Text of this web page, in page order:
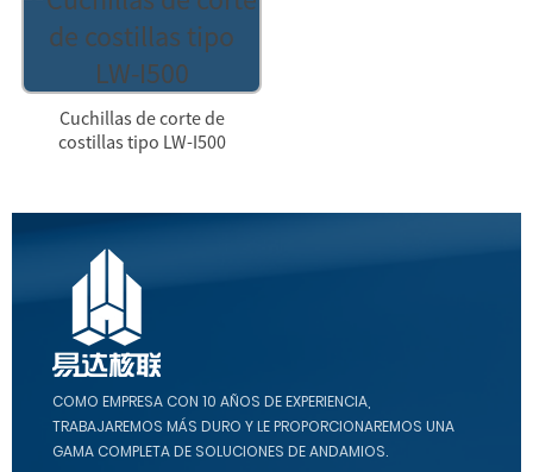
Cuchillas de corte de
costillas tipo LW-I500
COMO EMPRESA CON 10 AÑOS DE EXPERIENCIA,
TRABAJAREMOS MÁS DURO Y LE PROPORCIONAREMOS UNA
GAMA COMPLETA DE SOLUCIONES DE ANDAMIOS.